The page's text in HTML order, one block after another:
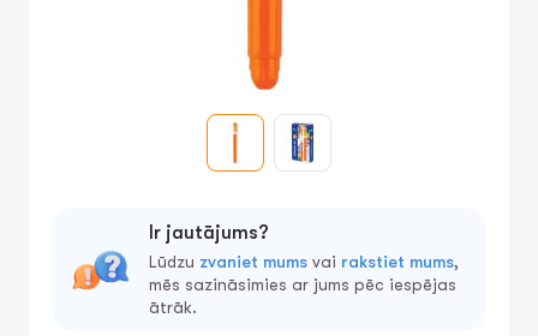
Ir jautājums?
Lūdzu zvaniet mums vai rakstiet mums,
mēs sazināsimies ar jums pēc iespējas
ātrāk.